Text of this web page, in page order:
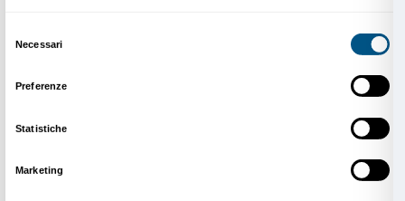
da un pallone realizzato da due gesuiti che giunse
Giovanni Battista Luder che sostituì il pilota
dall’impresa – ed ebbe l’ardire di salire sulla
Carmine. Ne scese tranquillamente alla Pieve di
gesto di coraggio fu premiato dal granduca con 24